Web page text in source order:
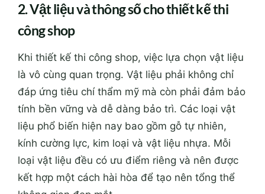
2. Vật liệu và thông số cho thiết kế thi
công shop
Khi thiết kế thi công shop, việc lựa chọn vật liệu
là vô cùng quan trọng. Vật liệu phải không chỉ
đáp ứng tiêu chí thẩm mỹ mà còn phải đảm bảo
tính bền vững và dễ dàng bảo trì. Các loại vật
liệu phổ biến hiện nay bao gồm gỗ tự nhiên,
kính cường lực, kim loại và vật liệu nhựa. Mỗi
loại vật liệu đều có ưu điểm riêng và nên được
kết hợp một cách hài hòa để tạo nên tổng thể